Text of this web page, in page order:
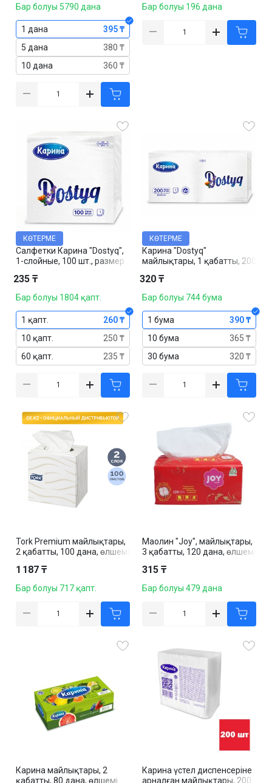
Бар болуы 5790 дана
1 дана
395 ₸
5 дана
380 ₸
10 дана
360 ₸
Бар болуы 196 дана
Салфетки Карина "Dostyq",
1-слойные, 100 шт., размер
КӨТЕРМЕ
235 ₸
Бар болуы 1804 қапт.
1 қапт.
260 ₸
10 қапт.
250 ₸
60 қапт.
235 ₸
Карина "Dostyq"
майлықтары, 1 қабатты, 200
КӨТЕРМЕ
320 ₸
Бар болуы 744 бума
1 бума
390 ₸
10 бума
365 ₸
30 бума
320 ₸
Tork Premium майлықтары,
2 қабатты, 100 дана, өлшемі
ақ
1 187 ₸
Бар болуы 717 қапт.
Маолин "Joy", майлықтары,
3 қабатты, 120 дана, өлшемі
315 ₸
Бар болуы 479 дана
Карина майлықтары, 2
қабатты, 80 дана, өлшемі
Карина үстел диспенсеріне
арналған майлықтары, 200